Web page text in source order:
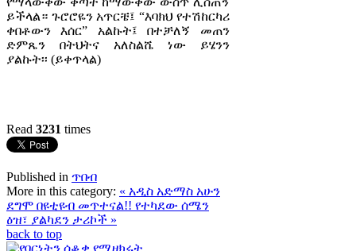
ይችላል። ጉሮሮዬን አጥርቼ፤ “እባክህ የተሽከርካሪ
ቀበቶውን እሰር” አልኩት፤ በተቻለኝ መጠን
ድምጼን በትህትና አለስልሼ ነው ይሄንን
ያልኩት፡፡ (ይቀጥላል)
Read 3231 times
Published in ጥበብ
More in this category: « አዲስ አድማስ አሁን
ደግሞ በዩቲዩብ መጥተናል!! የተካደው ሰሜን
ዕዝ፣ ያልካደን ታሪኮች »
back to top